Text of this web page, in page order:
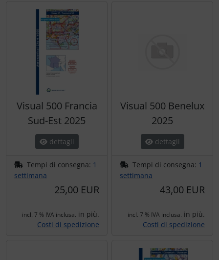
Visual 500 Francia
Sud-Est 2025
dettagli
Tempi di consegna: 1
settimana
25,00 EUR
incl. 7 % IVA inclusa. in più.
Costi di spedizione
Visual 500 Benelux
2025
dettagli
Tempi di consegna: 1
settimana
43,00 EUR
incl. 7 % IVA inclusa. in più.
Costi di spedizione